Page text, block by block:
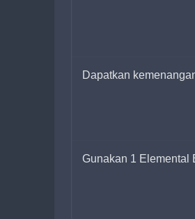
Dapatkan
Gunakan 1 Elemental